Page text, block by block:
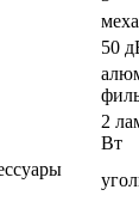
50
2
Вт